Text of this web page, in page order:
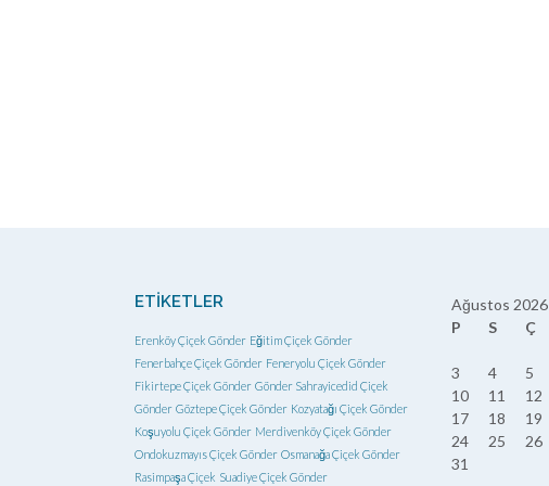
ETIKETLER
Erenköy Çiçek Gönder Eğitim Çiçek Gönder
Fenerbahçe Çiçek Gönder Feneryolu Çiçek Gönder
Fikirtepe Çiçek Gönder Gönder Sahrayicedid Çiçek
Gönder Göztepe Çiçek Gönder Kozyatağı Çiçek Gönder
Koşuyolu Çiçek Gönder Merdivenköy Çiçek Gönder
Ondokuzmayıs Çiçek Gönder Osmanağa Çiçek Gönder
Rasimpaşa Çiçek Suadiye Çiçek Gönder
Ağustos 2026
P
S Ç
3
4 5
10
11 12
17
18 19
24
25 26
31